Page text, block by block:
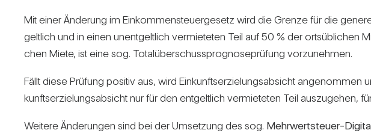
Mit einer Ände­rung im Ein­kom­men­steu­er­ge­setz wird die Grenze für die
gelt­lich und in einen unent­gelt­lich ver­mie­teten Teil auf 50 % der
chen Miete, ist eine sog. Total­über­schuss­pro­gno­se­prü­fung vor­zu­nehmen.
Fällt diese Prü­fung positiv aus, wird Ein­kunfts­er­zie­lungs­ab­sicht
kunfts­er­zie­lungs­ab­sicht nur für den ent­gelt­lich ver­mie­teten Teil aus­zu­gehen,
Wei­tere Ände­rungen sind bei der Umset­zung des sog. Mehr­wert­steuer-